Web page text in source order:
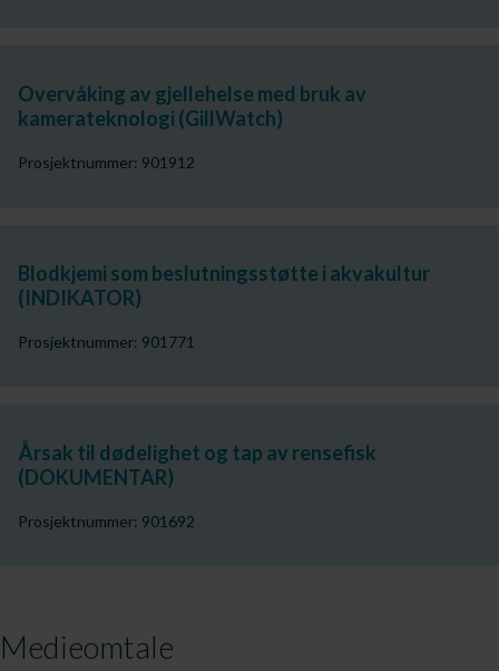
Overvåking av gjellehelse med bruk av
kamerateknologi (GillWatch)
Prosjektnummer: 901912
Blodkjemi som beslutningsstøtte i akvakultur
(INDIKATOR)
Prosjektnummer: 901771
Årsak til dødelighet og tap av rensefisk
(DOKUMENTAR)
Prosjektnummer: 901692
Medieomtale